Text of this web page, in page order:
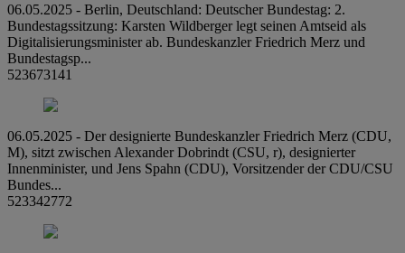
06.05.2025 - Berlin, Deutschland: Deutscher Bundestag: 2.
Bundestagssitzung: Karsten Wildberger legt seinen Amtseid als
Digitalisierungsminister ab. Bundeskanzler Friedrich Merz und
Bundestagsp...
523673141
06.05.2025 - Der designierte Bundeskanzler Friedrich Merz (CDU,
M), sitzt zwischen Alexander Dobrindt (CSU, r), designierter
Innenminister, und Jens Spahn (CDU), Vorsitzender der CDU/CSU
Bundes...
523342772